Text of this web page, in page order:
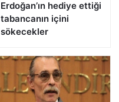
Erdoğan’ın hediye ettiği
tabancanın içini
sökecekler